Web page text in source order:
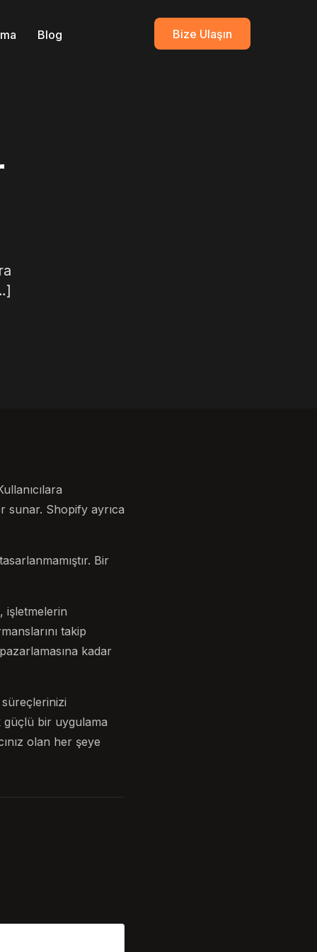
Blog Bize Ulaşın
sunar. Shopify ayrıca
Bir
işletmelerin
takip
kadar
güçlü bir uygulama
olan her şeye